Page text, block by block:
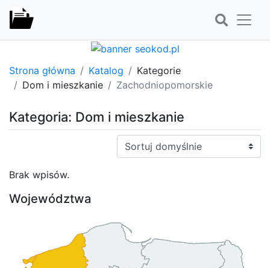
Strona główna Katalog
Kategorie
Dom i mieszkanie
Zachodniopomorskie
Kategoria: Dom i mieszkanie
Sortuj:
Brak wpisów.
Województwa